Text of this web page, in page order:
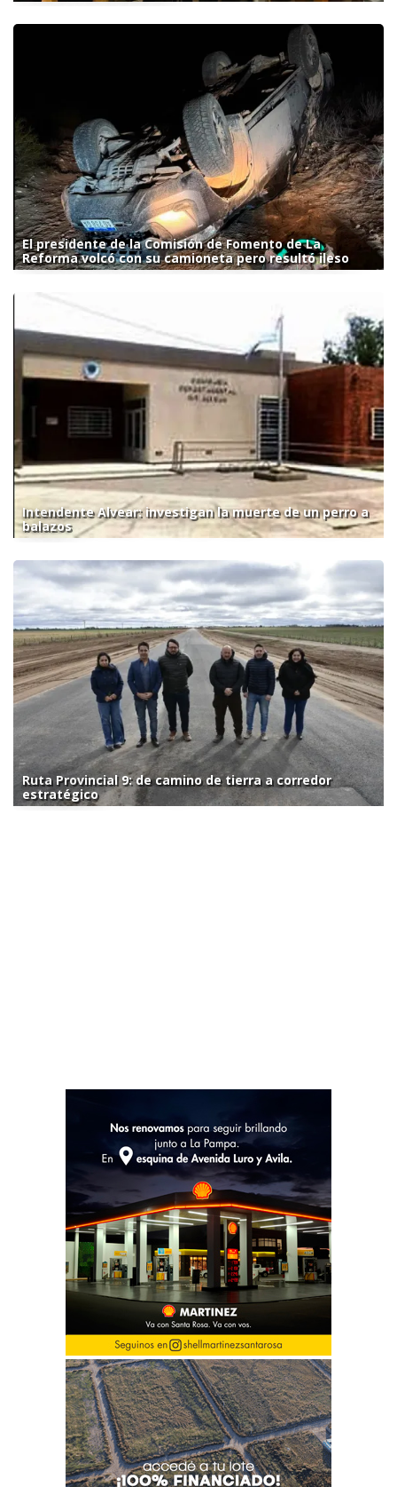
El presidente de la Comisión de Fomento de La
Reforma volcó con su camioneta pero resultó ileso
Intendente Alvear: investigan la muerte de un perro a
balazos
Ruta Provincial 9: de camino de tierra a corredor
estratégico